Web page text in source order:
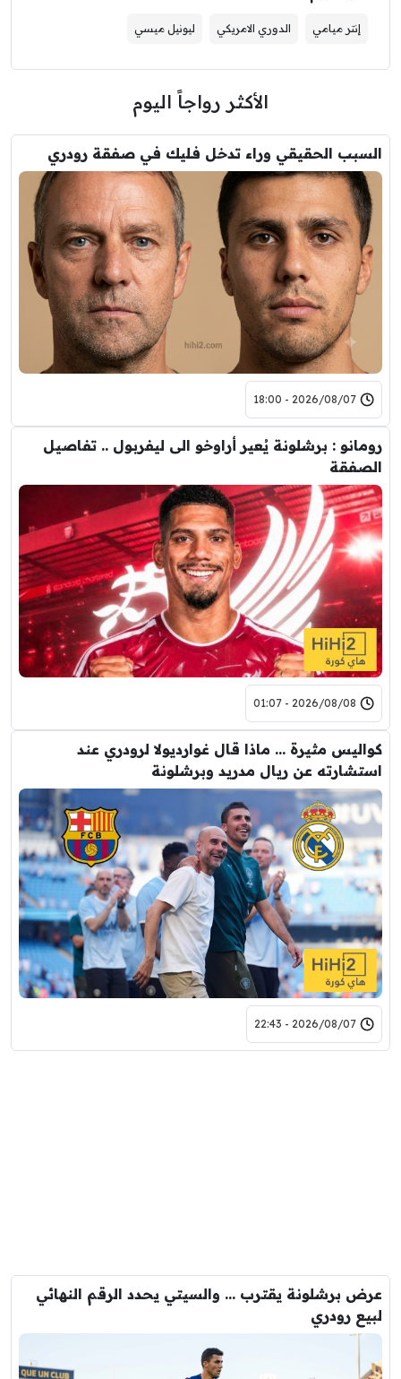
إنتر ميامي الدوري الامريكي ليونيل ميسي
الأكثر رواجاً اليوم
السبب الحقيقي وراء تدخل فليك في صفقة رودري
2026/08/07 - 18:00
رومانو : برشلونة يُعير أراوخو الى ليفربول .. تفاصيل
الصفقة
2026/08/08 - 01:07
كواليس مثيرة … ماذا قال غوارديولا لرودري عند
استشارته عن ريال مدريد وبرشلونة
2026/08/07 - 22:43
عرض برشلونة يقترب … والسيتي يحدد الرقم النهائي
لبيع رودري